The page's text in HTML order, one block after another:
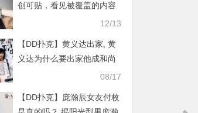
创可贴，看见被覆盖的内容
12/13
【DD扑克】黄义达出家, 黄
义达为什么要出家他成和尚
08/17
【DD扑克】庞瀚辰女友付枚